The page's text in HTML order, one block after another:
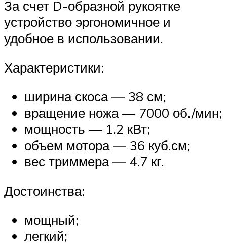
За счет D-образной рукоятке
устройство эргономичное и
удобное в использовании.
Характеристики:
ширина скоса — 38 см;
вращение ножа — 7000 об./мин;
мощность — 1.2 кВт;
объем мотора — 36 куб.см;
вес триммера — 4.7 кг.
Достоинства:
мощный;
легкий;